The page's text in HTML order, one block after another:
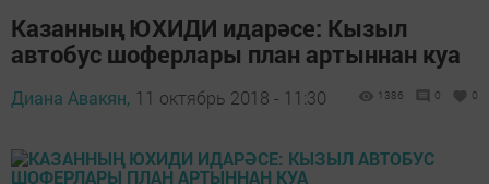
Казанның ЮХИДИ идарәсе: Кызыл
автобус шоферлары план артыннан куа
Диана Авакян, 11 октябрь 2018 - 11:30 1386 0 0